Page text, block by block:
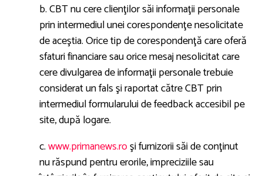
b. CBT nu cere clienţilor săi informaţii personale
prin intermediul unei corespondenţe nesolicitate
de aceştia. Orice tip de corespondenţă care oferă
sfaturi financiare sau orice mesaj nesolicitat care
cere divulgarea de informaţii personale trebuie
considerat un fals şi raportat către CBT prin
intermediul formularului de feedback accesibil pe
site, după logare.
c.www.primanews.roşi furnizorii săi de conţinut
nu răspund pentru erorile, impreciziile sau